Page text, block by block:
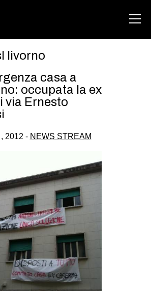
ABOUT
MSM
STUDENTI TSUNAMI
ZAM
MILANO
MOBILITAZIONI
SPAZI
SPORT POPOLARE
livorno
casa a
occupata la ex
via Ernesto
2012 - NEWS STREAM